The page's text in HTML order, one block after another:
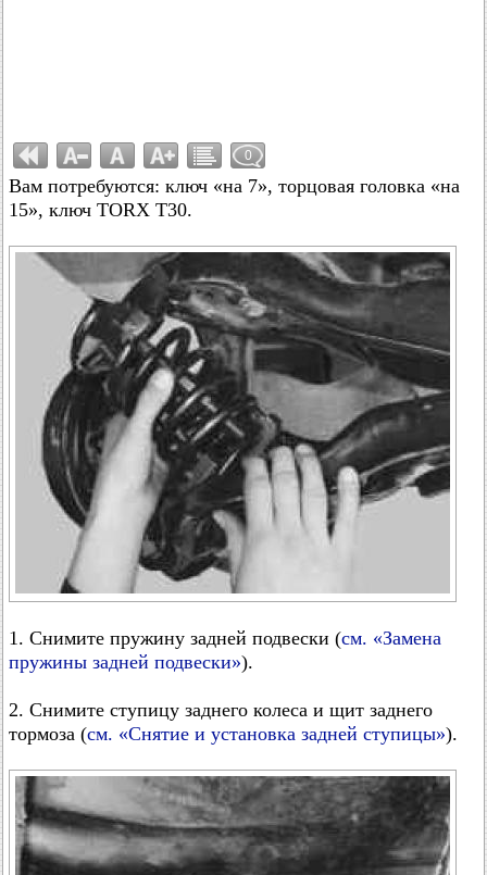
0
Вам потребуются: ключ «на 7», торцовая головка «на
15», ключ TORX Т30.
1. Снимите пружину задней подвески (см. «Замена
пружины задней подвески»).
2. Снимите ступицу заднего колеса и щит заднего
тормоза (см. «Снятие и установка задней ступицы»).